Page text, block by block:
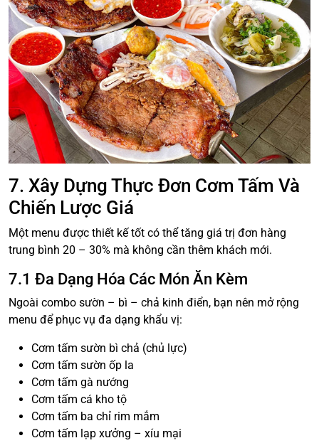
7. Xây Dựng Thực Đơn Cơm Tấm Và
Chiến Lược Giá
Một menu được thiết kế tốt có thể tăng giá trị đơn hàng
trung bình 20 – 30% mà không cần thêm khách mới.
7.1 Đa Dạng Hóa Các Món Ăn Kèm
Ngoài combo sườn – bì – chả kinh điển, bạn nên mở rộng
menu để phục vụ đa dạng khẩu vị:
Cơm tấm sườn bì chả (chủ lực)
Cơm tấm sườn ốp la
Cơm tấm gà nướng
Cơm tấm cá kho tộ
Cơm tấm ba chỉ rim mắm
Cơm tấm lạp xưởng – xíu mại